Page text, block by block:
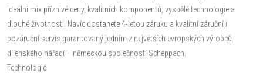
ideální mix příznivé ceny, kvalitních komponentů, vyspělé technologie a
dlouhé životnosti. Navíc dostanete 4-letou záruku a kvalitní záruční i
pozáruční servis garantovaný jedním z největších evropských výrobců
dílenského nářadí – německou společností Scheppach.
Technologie